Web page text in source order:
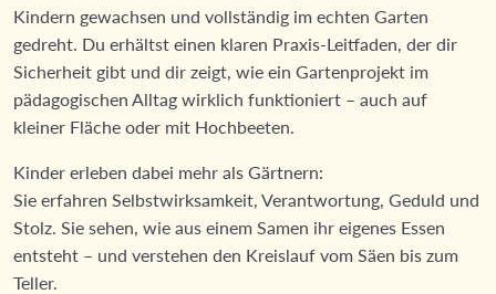
Kindern gewachsen und vollständig im echten Garten
gedreht. Du erhältst einen klaren Praxis-Leitfaden, der dir
Sicherheit gibt und dir zeigt, wie ein Gartenprojekt im
pädagogischen Alltag wirklich funktioniert – auch auf
kleiner Fläche oder mit Hochbeeten.
Kinder erleben dabei mehr als Gärtnern:
Sie erfahren Selbstwirksamkeit, Verantwortung, Geduld und
Stolz. Sie sehen, wie aus einem Samen ihr eigenes Essen
entsteht – und verstehen den Kreislauf vom Säen bis zum
Teller.